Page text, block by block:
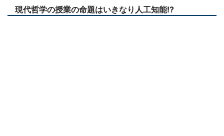
現代哲学の授業の命題はいきなり人工知能!?